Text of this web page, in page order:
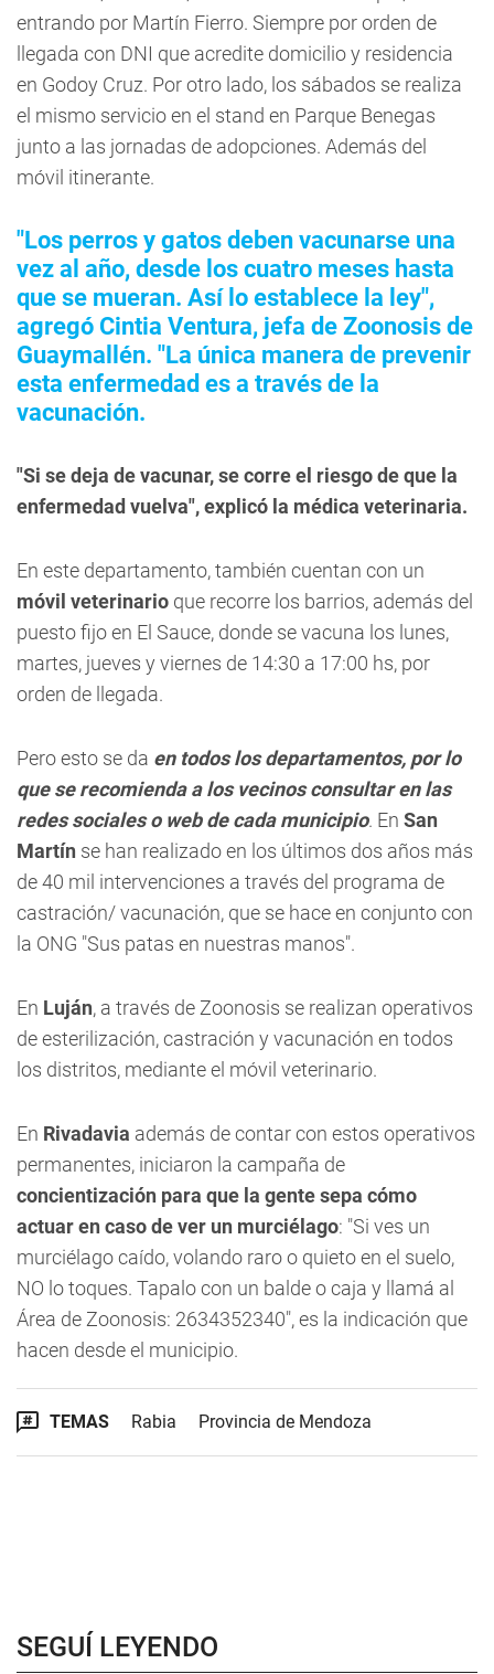
entrando por Martín Fierro. Siempre por orden de
llegada con DNI que acredite domicilio y residencia
en Godoy Cruz. Por otro lado, los sábados se realiza
el mismo servicio en el stand en Parque Benegas
junto a las jornadas de adopciones. Además del
móvil itinerante.
"Los perros y gatos deben vacunarse una
vez al año, desde los cuatro meses hasta
que se mueran. Así lo establece la ley",
agregó Cintia Ventura, jefa de Zoonosis de
Guaymallén. "La única manera de prevenir
esta enfermedad es a través de la
vacunación.
"Si se deja de vacunar, se corre el riesgo de que la
enfermedad vuelva", explicó la médica veterinaria.
En este departamento, también cuentan con un
móvil veterinario que recorre los barrios, además del
puesto fijo en El Sauce, donde se vacuna los lunes,
martes, jueves y viernes de 14:30 a 17:00 hs, por
orden de llegada.
Pero esto se da en todos los departamentos, por lo
que se recomienda a los vecinos consultar en las
redes sociales o web de cada municipio. En San
Martín se han realizado en los últimos dos años más
de 40 mil intervenciones a través del programa de
castración/ vacunación, que se hace en conjunto con
la ONG "Sus patas en nuestras manos".
En Luján, a través de Zoonosis se realizan operativos
de esterilización, castración y vacunación en todos
los distritos, mediante el móvil veterinario.
En Rivadavia además de contar con estos operativos
permanentes, iniciaron la campaña de
concientización para que la gente sepa cómo
actuar en caso de ver un murciélago: "Si ves un
murciélago caído, volando raro o quieto en el suelo,
NO lo toques. Tapalo con un balde o caja y llamá al
Área de Zoonosis: 2634352340", es la indicación que
hacen desde el municipio.
TEMAS Rabia Provincia de Mendoza
SEGUÍ LEYENDO